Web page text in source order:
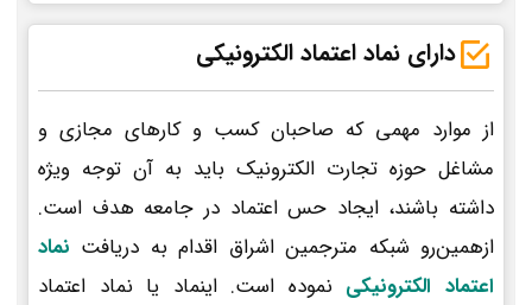
دارای نماد اعتماد الکترونیکی
از موارد مهمی که صاحبان کسب و کارهای مجازی و
مشاغل حوزه تجارت الکترونیک باید به آن توجه ویژه
داشته باشند، ایجاد حس اعتماد در جامعه هدف است.
ازهمین‌رو شبکه مترجمین اشراق اقدام به دریافت نماد
اعتماد الکترونیکی نموده است. اینماد یا نماد اعتماد